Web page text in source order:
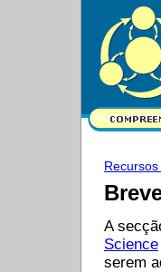
A
Science
serem